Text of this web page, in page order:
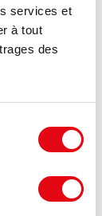
services et
à tout
des